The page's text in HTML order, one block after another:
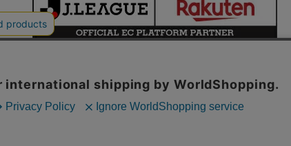
本サイトで使用している文章・画像等の無断での複製・転載を禁止します。
© JAPAN PROFESSIONAL FOOTBALL LEAGUE Rakuten Group, Inc.
ALL RIGHTS RESERVED.